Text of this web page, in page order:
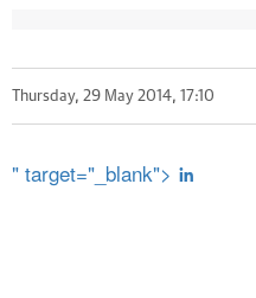
Thursday, 29 May 2014, 17:10
" target="_blank">